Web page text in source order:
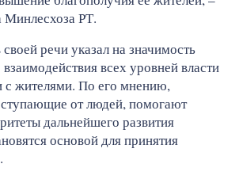
Минлесхоза РТ.
речи указал на значимость
всех уровней власти
с жителями. По его мнению,
от людей, помогают
дальнейшего развития
основой для принятия